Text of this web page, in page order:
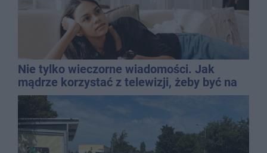
Nie tylko wieczorne wiadomości. Jak
mądrze korzystać z telewizji, żeby być na
bieżąco, ale nie żyć w informacyjnym
chaosie?